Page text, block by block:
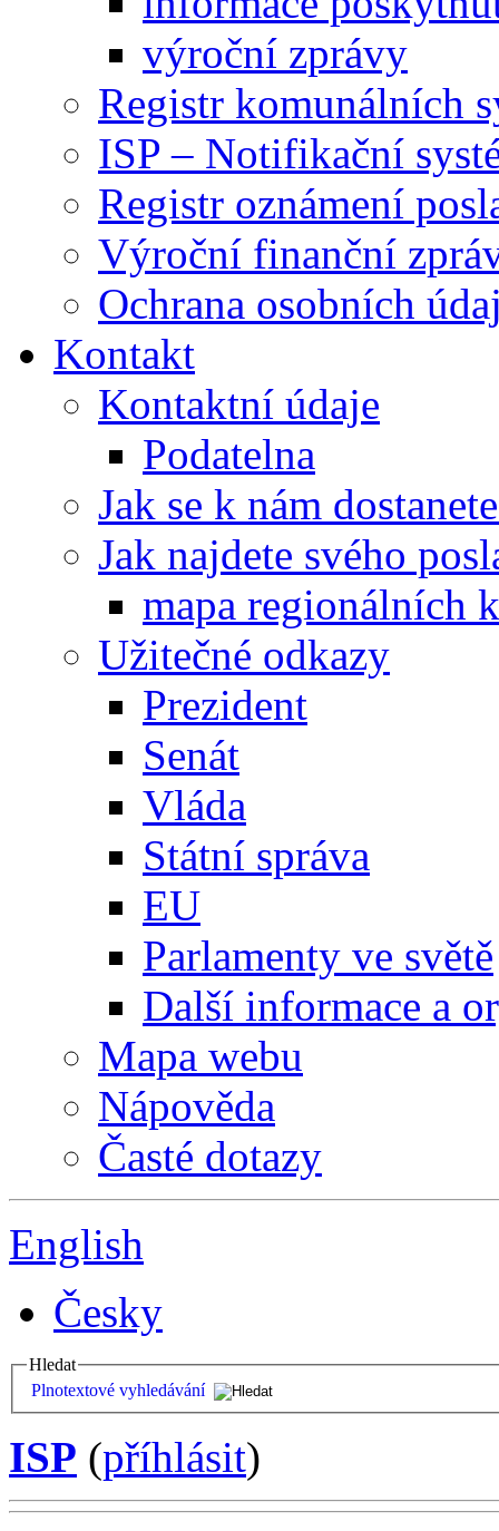
výroční zprávy
Registr komunálních
ISP – Notifikační
Registr oznámení
Výroční finanční
Ochrana osobních
Kontakt
Kontaktní údaje
Podatelna
Jak se k nám
Jak najdete svého
mapa regionálních
Užitečné odkazy
Prezident
Senát
Vláda
Státní správa
EU
Parlamenty ve světě
Další informace a
Mapa webu
Nápověda
Časté dotazy
English
Česky
Hledat
Plnotextové vyhledávání
ISP (příhlásit)